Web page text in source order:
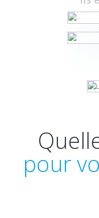
pour